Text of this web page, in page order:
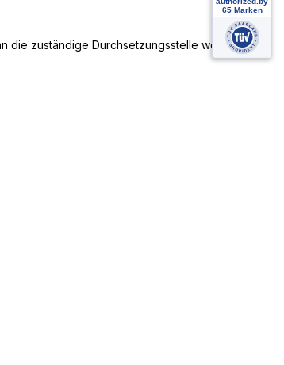
die zuständige Durchsetzungsstelle wenden.